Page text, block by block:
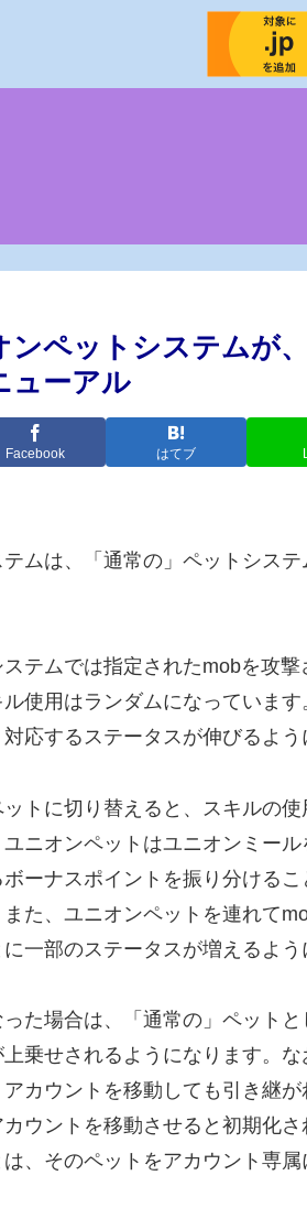
ンペットシステムが
ューアル
Facebook はてブ
ムは、「通常の」ペットシス
テムでは指定されたmobを攻
使用はランダムになっていま
応するステータスが伸びるよう
トに切り替えると、スキルの
ニオンペットはユニオンミー
ーナスポイントを振り分ける
た、ユニオンペットを連れて
一部のステータスが増えるよう
た場合は、「通常の」ペット
乗せされるようになります。
カウントを移動しても引き継
ウントを移動させると初期化
、そのペットをアカウント専属